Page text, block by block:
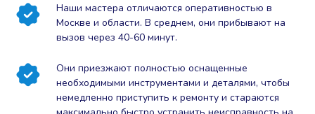
Наши мастера отличаются оперативностью в
Москве и области. В среднем, они прибывают на
вызов через 40-60 минут.
Они приезжают полностью оснащенные
необходимыми инструментами и деталями, чтобы
немедленно приступить к ремонту и стараются